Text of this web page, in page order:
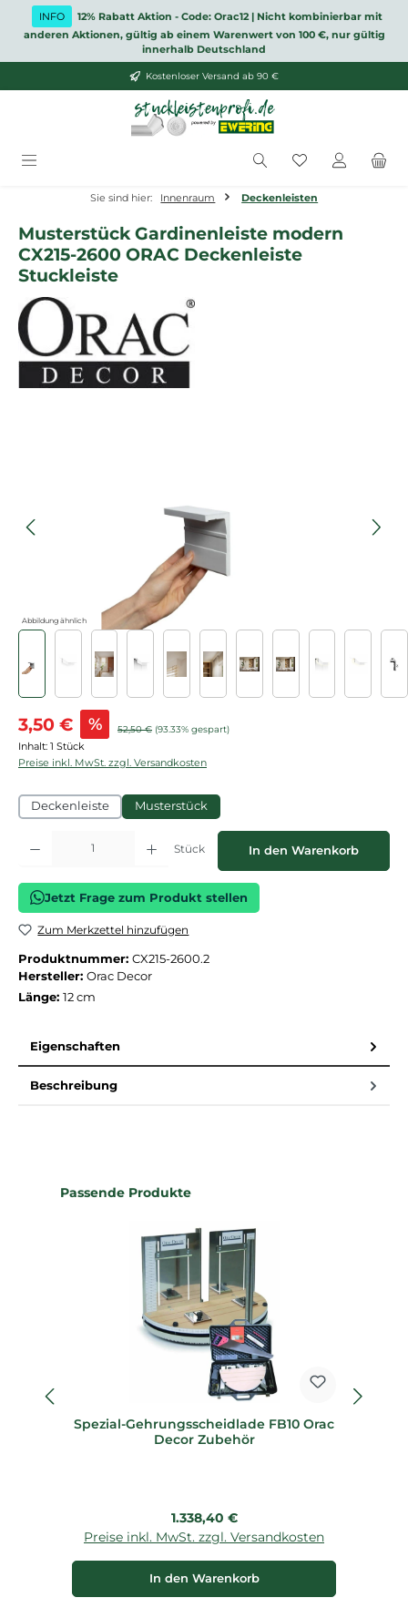
Zum Hauptinhalt springen
INFO
12% Rabatt Aktion - Code: Orac12 | Nicht kombinierbar mit
anderen Aktionen, gültig ab einem Warenwert von 100 €, nur gültig
innerhalb Deutschland
Kostenloser Versand ab 90 €
Du hast 0
Sie sind hier: Innenraum Deckenleisten
Musterstück Gardinenleiste modern
CX215-2600 ORAC Deckenleiste
Stuckleiste
Abbildung ähnlich
Verkaufspreis:
3,50 € % Regulärer Preis:
52,50 € (93.33% gespart)
Inhalt: 1 Stück
Preise inkl. MwSt. zzgl. Versandkosten
Deckenleiste Musterstück
Produkt Anzahl: Gib den gewünschten Wert ein oder benutze die
Stück In den Warenkorb
Jetzt Frage zum Produkt stellen
Zum Merkzettel hinzufügen
Produktnummer: CX215-2600.2
Hersteller: Orac Decor
Länge: 12 cm
Eigenschaften
Beschreibung
Produktgalerie überspringen
Passende Produkte
Spezial-Gehrungsscheidlade FB10 Orac
Decor Zubehör
Regulärer Preis:
1.338,40 €
Preise inkl. MwSt. zzgl. Versandkosten
In den Warenkorb